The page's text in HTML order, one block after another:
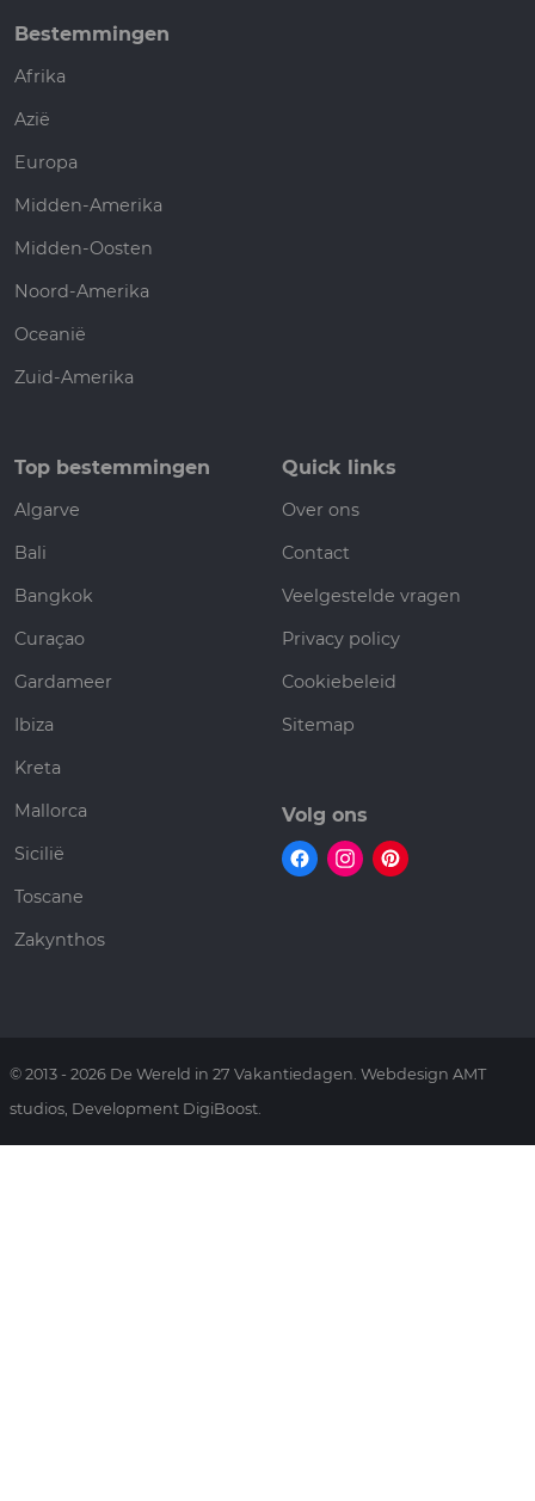
Bestemmingen
Afrika
Azië
Europa
Midden-Amerika
Midden-Oosten
Noord-Amerika
Oceanië
Zuid-Amerika
Top bestemmingen
Algarve
Bali
Bangkok
Curaçao
Gardameer
Ibiza
Kreta
Mallorca
Sicilië
Toscane
Zakynthos
Quick links
Over ons
Contact
Veelgestelde vragen
Privacy policy
Cookiebeleid
Sitemap
Volg ons
© 2013 - 2026 De Wereld in 27 Vakantiedagen. Webdesign AMT
studios, Development DigiBoost.